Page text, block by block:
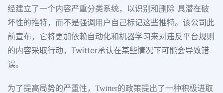
经建立了一个内容严重分类系统，以识别和删除 具潜在破
坏性的推特，而不是强调用户自己标记这些推特。该公司此
前宣布，它将更加依赖自动化和机器学习来对违反平台规则
的内容采取行动，Twitter承认在某些情况下可能会导致错
误。
为了提高局势的严重性，Twitter的政策提出了一种积极进取